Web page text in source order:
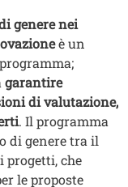
genere nei
è un
garantire
di valutazione,
. Il programma
di genere tra il
progetti, che
le proposte